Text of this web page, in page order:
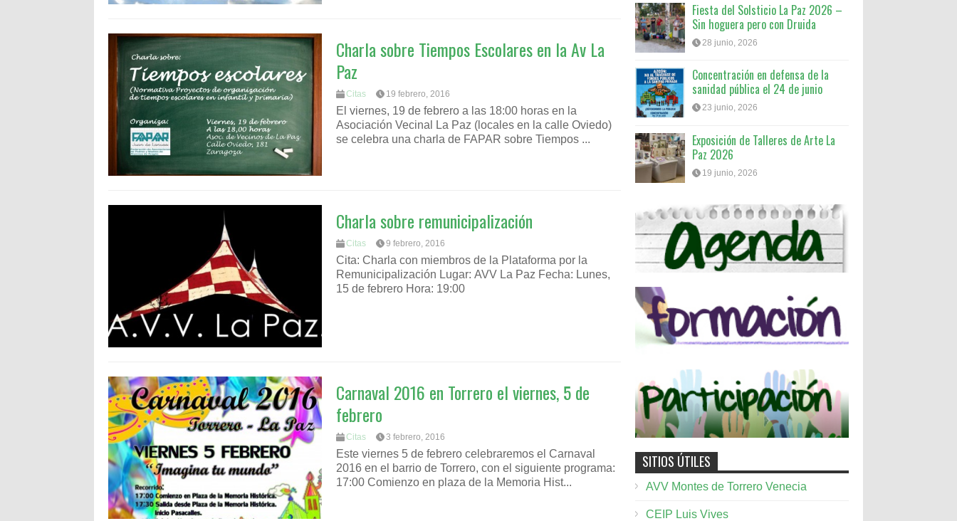
Charla sobre Tiempos Escolares en la Av La
Paz
Citas 19 febrero, 2016
El viernes, 19 de febrero a las 18:00 horas en la
Asociación Vecinal La Paz (locales en la calle Oviedo)
se celebra una charla de FAPAR sobre Tiempos ...
Charla sobre remunicipalización
Citas 9 febrero, 2016
Cita: Charla con miembros de la Plataforma por la
Remunicipalización Lugar: AVV La Paz Fecha: Lunes,
15 de febrero Hora: 19:00
Carnaval 2016 en Torrero el viernes, 5 de
febrero
Citas 3 febrero, 2016
Este viernes 5 de febrero celebraremos el Carnaval
2016 en el barrio de Torrero, con el siguiente programa:
17:00 Comienzo en plaza de la Memoria Hist...
Fiesta del Solsticio La Paz 2026 –
Sin hoguera pero con Druida
28 junio, 2026
Concentración en defensa de la
sanidad pública el 24 de junio
23 junio, 2026
Exposición de Talleres de Arte La
Paz 2026
19 junio, 2026
SITIOS ÚTILES
AVV Montes de Torrero Venecia
CEIP Luis Vives